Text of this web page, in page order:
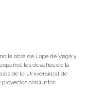
la obra de Lope de Vega y
los desafíos de la
de la Universidad de
conjuntos.